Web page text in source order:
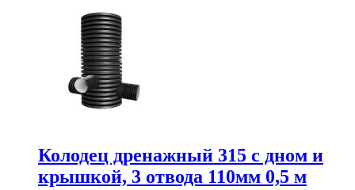
коричневый
Колодец дренажный 315 с дном и
крышкой, 3 отвода 110мм 0,5 м